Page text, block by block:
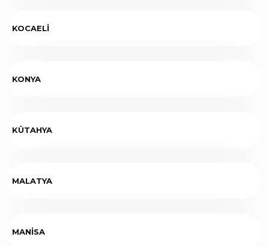
KOCAELİ
KONYA
KÜTAHYA
MALATYA
MANİSA